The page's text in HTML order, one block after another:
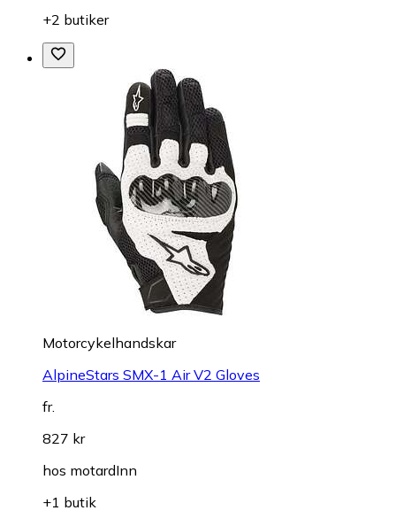
+2 butiker
Motorcykelhandskar
AlpineStars SMX-1 Air V2 Gloves
fr.
827 kr
hos motardInn
+1 butik